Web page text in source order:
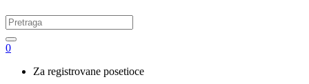
Search
for:
0
Za registrovane posetioce